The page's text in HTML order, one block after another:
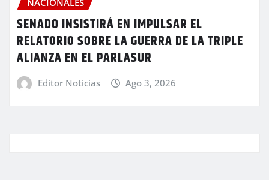
NACIONALES
SENADO INSISTIRÁ EN IMPULSAR EL
RELATORIO SOBRE LA GUERRA DE LA TRIPLE
ALIANZA EN EL PARLASUR
Editor Noticias Ago 3, 2026